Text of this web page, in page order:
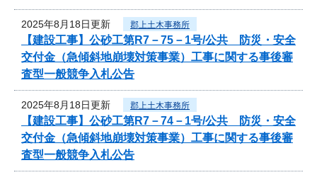
2025年8月18日更新 郡上土木事務所
【建設工事】公砂工第R7－75－1号/公共 防災・安全
交付金（急傾斜地崩壊対策事業）工事に関する事後審
査型一般競争入札公告
2025年8月18日更新 郡上土木事務所
【建設工事】公砂工第R7－74－1号/公共 防災・安全
交付金（急傾斜地崩壊対策事業）工事に関する事後審
査型一般競争入札公告